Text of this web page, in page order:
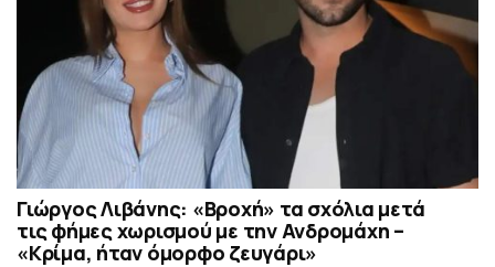
Γιώργος Λιβάνης: «Βροχή» τα σχόλια μετά
τις φήμες χωρισμού με την Ανδρομάχη –
«Κρίμα, ήταν όμορφο ζευγάρι»